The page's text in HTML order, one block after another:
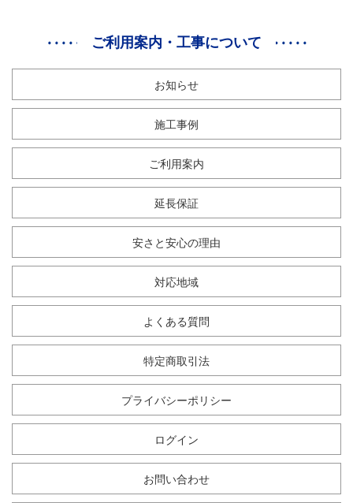
ご利用案内・工事について
お知らせ
施工事例
ご利用案内
延長保証
安さと安心の理由
対応地域
よくある質問
特定商取引法
プライバシーポリシー
ログイン
お問い合わせ